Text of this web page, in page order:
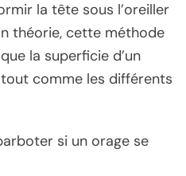
la tête sous l’oreiller
théorie, cette méthode
la superficie d’un
comme les différents
si un orage se